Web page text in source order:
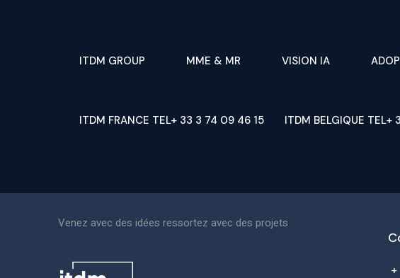
ITDM GROUP MME & MR VISION IA
ITDM FRANCE TEL+ 33 3 74 09 46 15 ITDM BELGIQUE
Venez avec des idées ressortez avec des projets
+